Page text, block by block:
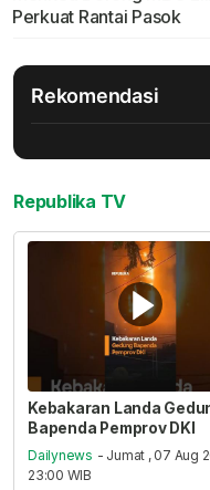
Perkuat Rantai Pasok
Rekomendasi
Republika TV
Kebakaran Landa
Bapenda Pemprov DKI
Dailynews - Jumat , 07 Aug
23:00 WIB